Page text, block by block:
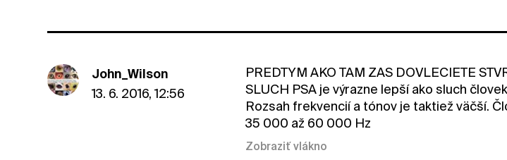
John_Wilson
13. 6. 2016, 12:56
PREDTYM AKO TAM ZAS DOVLECIETE
SLUCH PSA je výrazne lepší ako sluch
Rozsah frekvencií a tónov je taktiež väčší.
35 000 až 60 000 Hz
Zobraziť vlákno